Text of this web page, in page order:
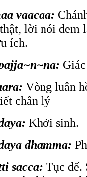
vaacaa:
lời nói đem
ích.
Vòng luân
chân lý
Khởi sinh.
dhamma:
sacca: Tục đế.